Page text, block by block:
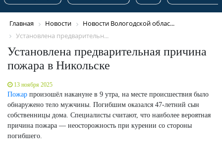
Главная Новости
Новости Вологодской облас...
Установлена предварительн...
Установлена предварительная причина
пожара в Никольске
13 ноября 2025
Пожар произошёл накануне в 9 утра, на месте происшествия было
обнаружено тело мужчины. Погибшим оказался 47-летний сын
собственницы дома. Специалисты считают, что наиболее вероятная
причина пожара — неосторожность при курении со стороны
погибшего.